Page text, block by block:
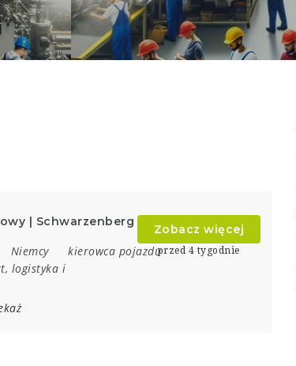
| Schwarzenberg
Niemcy
kierowca pojazdu
logistyka i
Zobacz więcej
przed 4 tygodnie